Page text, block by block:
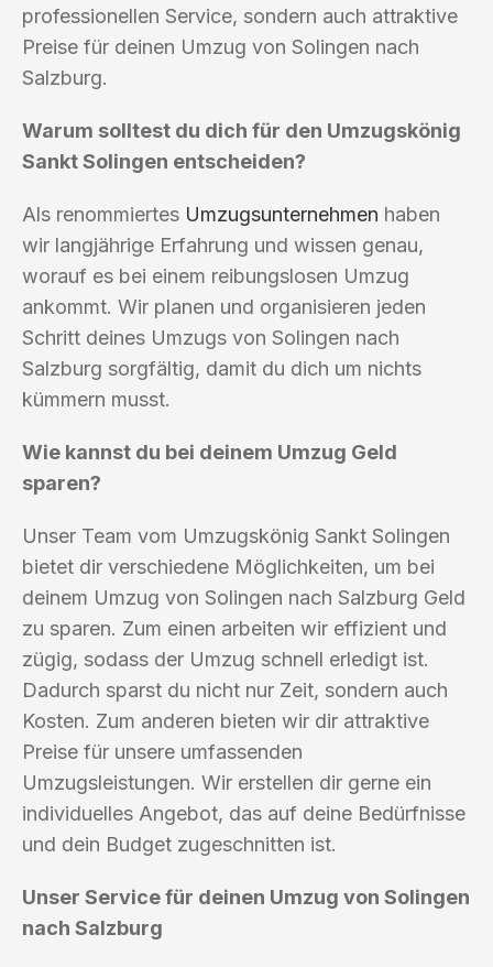
professionellen Service, sondern auch attraktive
Preise für deinen Umzug von Solingen nach
Salzburg.
Warum solltest du dich für den Umzugskönig
Sankt Solingen entscheiden?
Als renommiertes Umzugsunternehmen haben
wir langjährige Erfahrung und wissen genau,
worauf es bei einem reibungslosen Umzug
ankommt. Wir planen und organisieren jeden
Schritt deines Umzugs von Solingen nach
Salzburg sorgfältig, damit du dich um nichts
kümmern musst.
Wie kannst du bei deinem Umzug Geld
sparen?
Unser Team vom Umzugskönig Sankt Solingen
bietet dir verschiedene Möglichkeiten, um bei
deinem Umzug von Solingen nach Salzburg Geld
zu sparen. Zum einen arbeiten wir effizient und
zügig, sodass der Umzug schnell erledigt ist.
Dadurch sparst du nicht nur Zeit, sondern auch
Kosten. Zum anderen bieten wir dir attraktive
Preise für unsere umfassenden
Umzugsleistungen. Wir erstellen dir gerne ein
individuelles Angebot, das auf deine Bedürfnisse
und dein Budget zugeschnitten ist.
Unser Service für deinen Umzug von Solingen
nach Salzburg